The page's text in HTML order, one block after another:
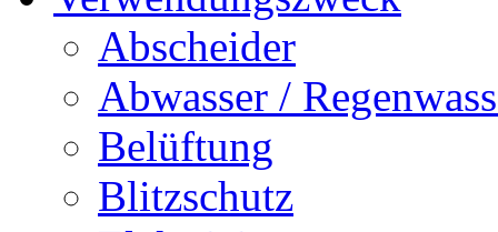
Abscheider
Abwasser /
Belüftung
Blitzschutz